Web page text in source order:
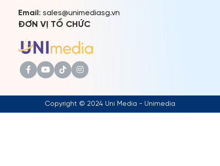
Email : sales@unimediasg.vn
ĐƠN VỊ TỔ CHỨC
Copyright © 2024 Uni Media - Unimedia